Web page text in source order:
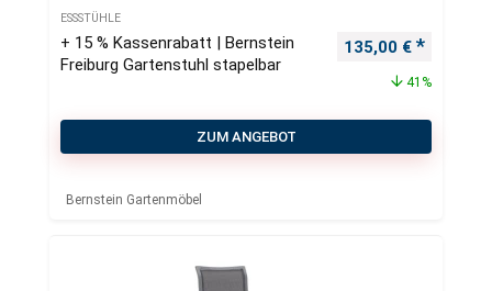
ESSSTÜHLE
+ 15 % Kassenrabatt | Bernstein
Freiburg Gartenstuhl stapelbar
Ursprünglicher
135,00 €
41%
ZUM ANGEBOT
Bernstein Gartenmöbel